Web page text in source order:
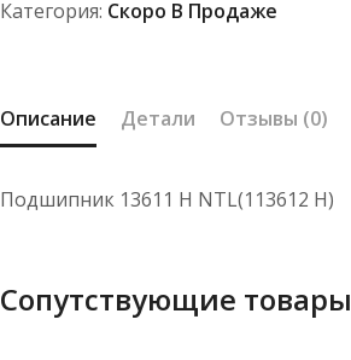
Категория: Скоро В Продаже
Описание Детали Отзывы (0)
Подшипник 13611 Н NTL(113612 Н)
Сопутствующие товары